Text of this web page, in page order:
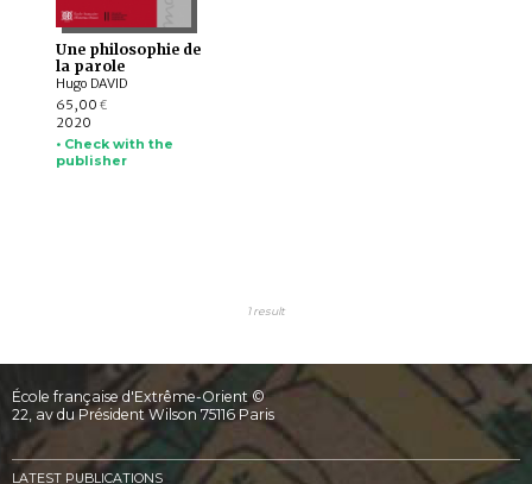
Une philosophie de
la parole
Hugo DAVID
65,00 €
2020
• Check with the
publisher
1 result
École française d'Extrême-Orient ©
22, av du Président Wilson 75116 Paris
LATEST PUBLICATIONS